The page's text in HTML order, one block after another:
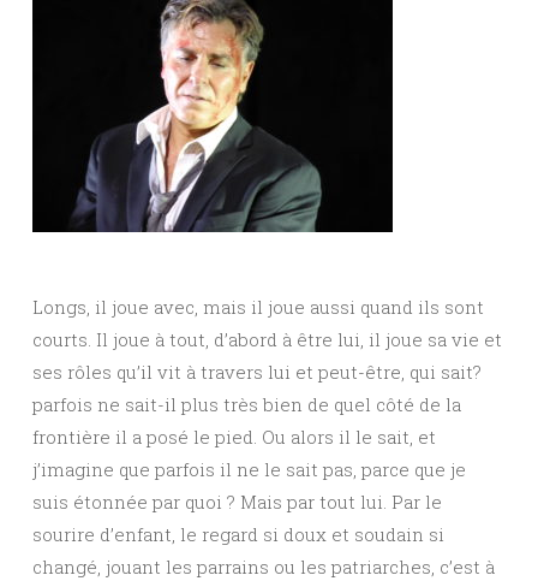
Longs, il joue avec, mais il joue aussi quand ils sont
courts. Il joue à tout, d’abord à être lui, il joue sa vie et
ses rôles qu’il vit à travers lui et peut-être, qui sait?
parfois ne sait-il plus très bien de quel côté de la
frontière il a posé le pied. Ou alors il le sait, et
j’imagine que parfois il ne le sait pas, parce que je
suis étonnée par quoi ? Mais par tout lui. Par le
sourire d’enfant, le regard si doux et soudain si
changé, jouant les parrains ou les patriarches, c’est à